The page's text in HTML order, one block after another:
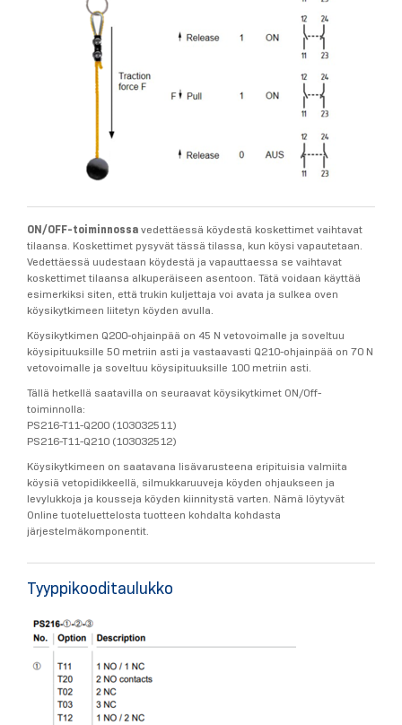
ON/OFF-toiminnossa vedettäessä köydestä koskettimet vaihtavat
tilaansa. Koskettimet pysyvät tässä tilassa, kun köysi vapautetaan.
Vedettäessä uudestaan köydestä ja vapauttaessa se vaihtavat
koskettimet tilaansa alkuperäiseen asentoon. Tätä voidaan käyttää
esimerkiksi siten, että trukin kuljettaja voi avata ja sulkea oven
köysikytkimeen liitetyn köyden avulla.
Köysikytkimen Q200-ohjainpää on 45 N vetovoimalle ja soveltuu
köysipituuksille 50 metriin asti ja vastaavasti Q210-ohjainpää on 70 N
vetovoimalle ja soveltuu köysipituuksille 100 metriin asti.
Tällä hetkellä saatavilla on seuraavat köysikytkimet ON/Off-
toiminnolla:
PS216-T11-Q200 (103032511)
PS216-T11-Q210 (103032512)
Köysikytkimeen on saatavana lisävarusteena eripituisia valmiita
köysiä vetopidikkeellä, silmukkaruuveja köyden ohjaukseen ja
levylukkoja ja kousseja köyden kiinnitystä varten. Nämä löytyvät
Online tuoteluettelosta tuotteen kohdalta kohdasta
järjestelmäkomponentit.
Tyyppikooditaulukko